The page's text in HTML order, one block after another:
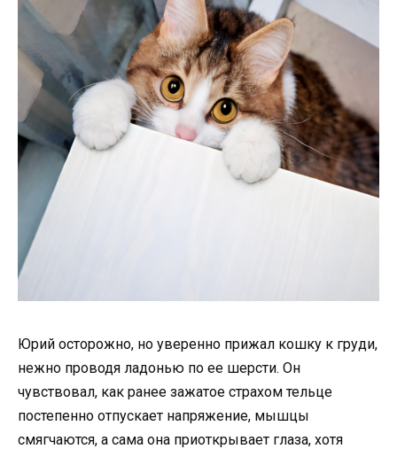
Юрий осторожно, но уверенно прижал кошку к груди,
нежно проводя ладонью по ее шерсти. Он
чувствовал, как ранее зажатое страхом тельце
постепенно отпускает напряжение, мышцы
смягчаются, а сама она приоткрывает глаза, хотя